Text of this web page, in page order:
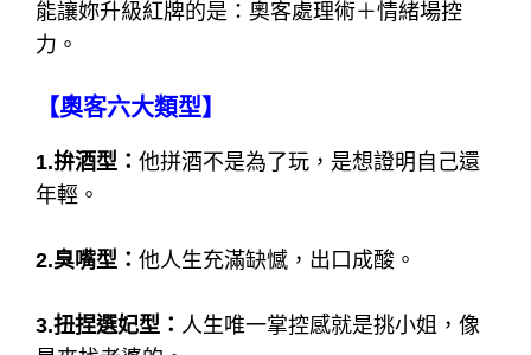
能讓妳升級紅牌的是：奧客處理術＋情緒場控
力。
【奧客六大類型】
1.拚酒型： 他拼酒不是為了玩，是想證明自己還
年輕。
2.臭嘴型： 他人生充滿缺憾，出口成酸。
3.扭捏選妃型： 人生唯一掌控感就是挑小姐，像